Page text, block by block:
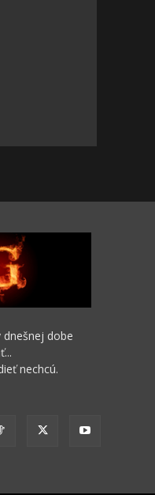
dobe
nechcú.